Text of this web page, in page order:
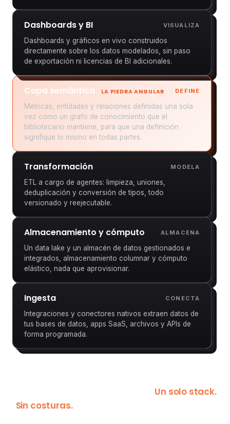
Dashboards y BI VISUALIZA
Dashboards y gráficos en vivo construidos
directamente sobre los datos modelados, sin paso
de exportación ni licencias de BI adicionales.
Capa semántica LA PIEDRA ANGULAR DEFINE
Métricas, entidades y relaciones definidas una sola
vez como un grafo de conocimiento que el
bibliotecario mantiene, para que una definición
signifique lo mismo en todas partes.
Transformación MODELA
ETL a cargo de agentes: limpieza, uniones,
deduplicación y conversión de tipos, todo
versionado y reejecutable.
Almacenamiento y cómputo ALMACENA
Un data lake y un almacén de datos gestionados e
integrados, almacenamiento columnar y cómputo
elástico, nada que aprovisionar.
Ingesta CONECTA
Integraciones y conectores nativos extraen datos de
tus bases de datos, apps SaaS, archivos y APIs de
forma programada.
Un solo stack.
Sin costuras.Tu lógica y tus permisos viven en